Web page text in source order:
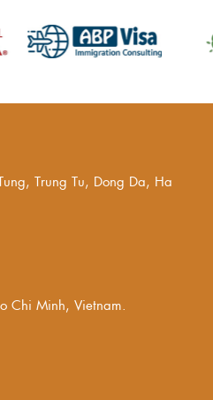
Trung Tu, Dong Da, Ha
Chi Minh, Vietnam.